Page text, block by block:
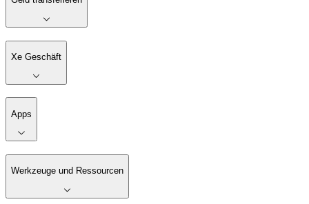
Xe Geschäft
Apps
Werkzeuge und Ressourcen